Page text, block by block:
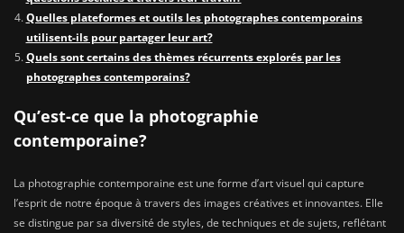
Quelles plateformes et outils les photographes contemporains
utilisent-ils pour partager leur art?
Quels sont certains des thèmes récurrents explorés par les
photographes contemporains?
Qu’est-ce que la photographie
contemporaine?
La photographie contemporaine est une forme d’art visuel qui capture
l’esprit de notre époque à travers des images créatives et innovantes. Elle
se distingue par sa diversité de styles, de techniques et de sujets, reflétant